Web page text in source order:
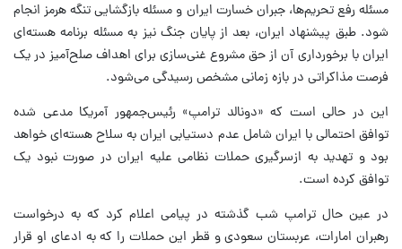
مسئله رفع تحریم‌ها، جبران خسارت ایران و مسئله بازگشایی تنگه هرمز انجام
شود. طبق پیشنهاد ایران، بعد از پایان جنگ نیز به مسئله برنامه هسته‌ای
ایران با برخورداری آن از حق مشروع غنی‌سازی برای اهداف صلح‌آمیز در یک
فرصت مذاکراتی در بازه زمانی مشخص رسیدگی می‌شود.
این در حالی است که «دونالد ترامپ» رئیس‌جمهور آمریکا مدعی شده
توافق احتمالی با ایران شامل عدم دستیابی ایران به سلاح هسته‌ای خواهد
بود و تهدید به ازسرگیری حملات نظامی علیه ایران در صورت نبود یک
توافق کرده است.
در عین حال ترامپ شب گذشته در پیامی اعلام کرد که به درخواست
رهبران امارات، عربستان سعودی و قطر این حملات را که به ادعای او قرار